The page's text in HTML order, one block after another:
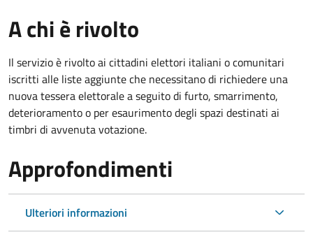
A chi è rivolto
Il servizio è rivolto ai cittadini elettori italiani o comunitari
iscritti alle liste aggiunte che necessitano di richiedere una
nuova tessera elettorale a seguito di furto, smarrimento,
deterioramento o per esaurimento degli spazi destinati ai
timbri di avvenuta votazione.
Approfondimenti
Ulteriori informazioni